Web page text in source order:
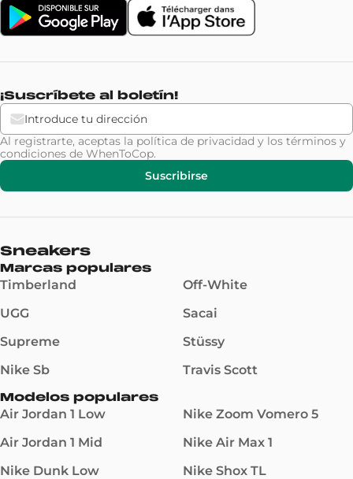
¡Suscríbete al boletín!
Al registrarte, aceptas la política de privacidad y los términos y
condiciones de WhenToCop.
Suscribirse
Sneakers
Marcas populares
Timberland
UGG
Supreme
Nike Sb
Off-White
Sacai
Stüssy
Travis Scott
Modelos populares
Air Jordan 1 Low
Air Jordan 1 Mid
Nike Dunk Low
Nike Zoom Vomero 5
Nike Air Max 1
Nike Shox TL